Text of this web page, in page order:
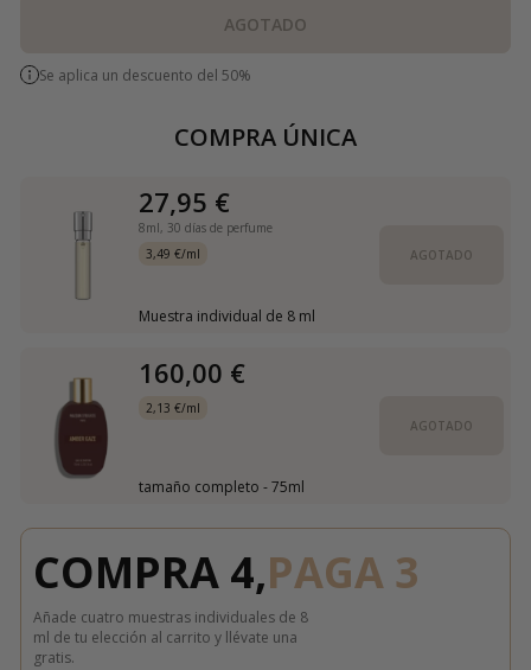
AGOTADO
Se aplica un descuento del 50%
COMPRA ÚNICA
27,95 €
8ml, 30 días de perfume
3,49 €/ml
Muestra individual de 8 ml
AGOTADO
160,00 €
2,13 €/ml
tamaño completo - 75ml
AGOTADO
COMPRA 4,PAGA 3
Añade cuatro muestras individuales de 8
ml de tu elección al carrito y llévate una
gratis.